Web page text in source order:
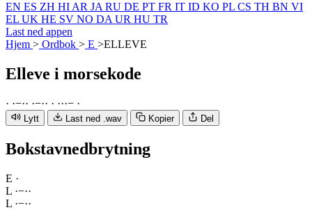
EN ES ZH HI AR JA RU DE PT FR IT ID KO PL CS TH BN VI
EL UK HE SV NO DA UR HU TR
Last ned appen
Hjem > Ordbok > E >ELLEVE
Elleve i morsekode
· ·−·· ·−·· · ···− ·
Lytt Last ned .wav Kopier Del
Bokstavnedbrytning
E ·
L ·−··
L ·−··